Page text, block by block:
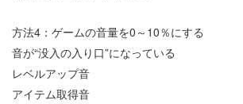
方法4 ：ゲームの音量を0 ～ 10％にする
音が“没入の入り口”になっている
レベルアップ音
アイテム取得音